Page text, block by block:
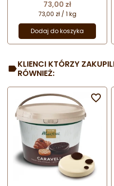
Cena
73,00 zł
73,00 zł / 1 kg
Dodaj do koszyka
KLIENCI KTÓRZY
RÓWNIEŻ:
